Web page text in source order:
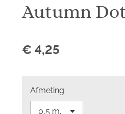
Autumn
€ 4,25
Afmeting